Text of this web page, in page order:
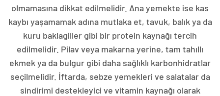
olmamasına dikkat edilmelidir. Ana yemekte ise kas
kaybı yaşamamak adına mutlaka et, tavuk, balık ya da
kuru baklagiller gibi bir protein kaynağı tercih
edilmelidir. Pilav veya makarna yerine, tam tahıllı
ekmek ya da bulgur gibi daha sağlıklı karbonhidratlar
seçilmelidir. İftarda, sebze yemekleri ve salatalar da
sindirimi destekleyici ve vitamin kaynağı olarak